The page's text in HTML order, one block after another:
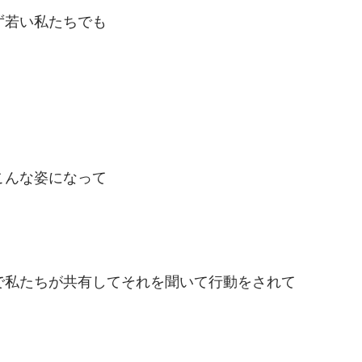
い私たちでも
な姿になって
たちが共有してそれを聞いて行動をされて